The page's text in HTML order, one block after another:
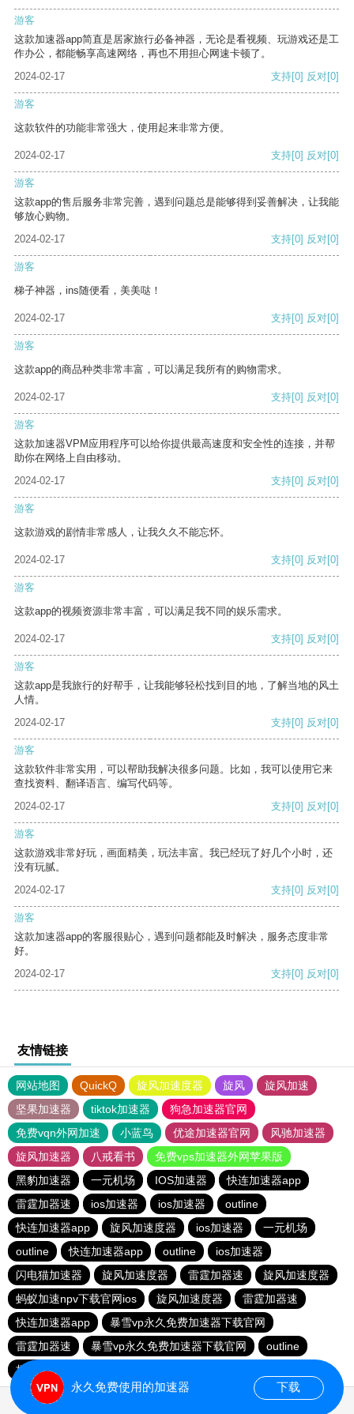
游客
这款加速器app简直是居家旅行必备神器，无论是看视频、玩游戏还是工
作办公，都能畅享高速网络，再也不用担心网速卡顿了。
2024-02-17
支持[0] 反对[0]
游客
这款软件的功能非常强大，使用起来非常方便。
2024-02-17 支持[0] 反对[0]
游客
这款app的售后服务非常完善，遇到问题总是能够得到妥善解决，让我能
够放心购物。
2024-02-17
支持[0] 反对[0]
游客
梯子神器，ins随便看，美美哒！
2024-02-17 支持[0] 反对[0]
游客
这款app的商品种类非常丰富，可以满足我所有的购物需求。
2024-02-17 支持[0] 反对[0]
游客
这款加速器VPM应用程序可以给你提供最高速度和安全性的连接，并帮
助你在网络上自由移动。
2024-02-17
支持[0] 反对[0]
游客
这款游戏的剧情非常感人，让我久久不能忘怀。
2024-02-17 支持[0] 反对[0]
游客
这款app的视频资源非常丰富，可以满足我不同的娱乐需求。
2024-02-17 支持[0] 反对[0]
游客
这款app是我旅行的好帮手，让我能够轻松找到目的地，了解当地的风土
人情。
2024-02-17
支持[0] 反对[0]
游客
这款软件非常实用，可以帮助我解决很多问题。比如，我可以使用它来
查找资料、翻译语言、编写代码等。
2024-02-17
支持[0] 反对[0]
游客
这款游戏非常好玩，画面精美，玩法丰富。我已经玩了好几个小时，还
没有玩腻。
2024-02-17
支持[0] 反对[0]
游客
这款加速器app的客服很贴心，遇到问题都能及时解决，服务态度非常
好。
2024-02-17
支持[0] 反对[0]
友情链接
网站地图 QuickQ 旋风加速度器 旋风
旋风加速
坚果加速器
tiktok加速器
狗急加速器官网
免费vqn外网加速
小蓝鸟 优途加速器官网
风驰加速器
旋风加速器
八戒看书
免费vps加速器外网苹果版
黑豹加速器
一元机场 IOS加速器
快连加速器app
雷霆加器速
ios加速器 ios加速器
outline
快连加速器app
旋风加速度器 ios加速器
一元机场
outline
快连加速器app outline
ios加速器
闪电猫加速器
旋风加速度器 雷霆加器速
旋风加速度器
蚂蚁加速npv下载官网ios
旋风加速度器
雷霆加器速
快连加速器app
暴雪vp永久免费加速器下载官网
雷霆加器速
暴雪vp永久免费加速器下载官网
outline
极光加速器
永久免费使用的加速器 下载